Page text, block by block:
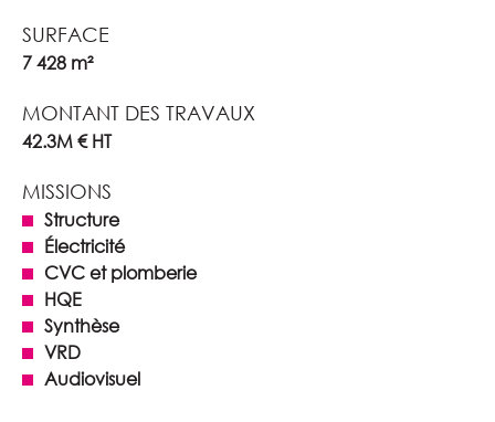
SURFACE
7 428 m²
MONTANT DES TRAVAUX
42.3M € HT
MISSIONS
Structure
Électricité
CVC et plomberie
HQE
Synthèse
VRD
Audiovisuel